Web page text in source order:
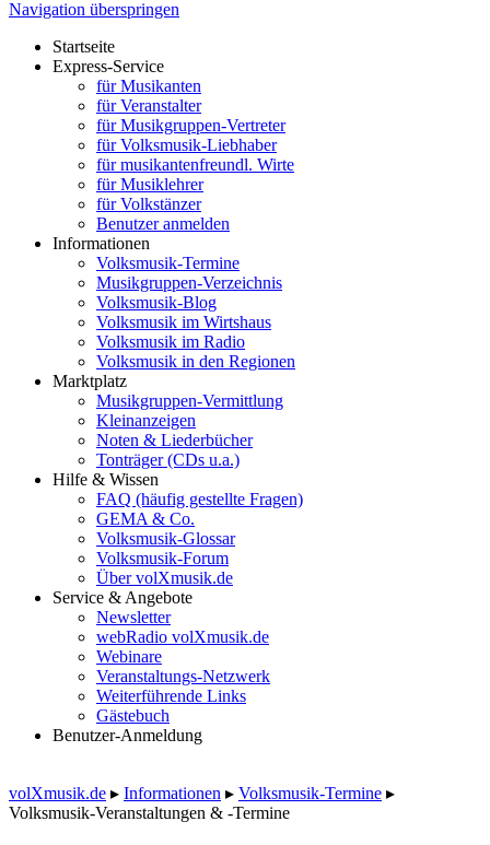
Navigation überspringen
Startseite
Express-Service
für Musikanten
für Veranstalter
für Musikgruppen-Vertreter
für Volksmusik-Liebhaber
für musikantenfreundl. Wirte
für Musiklehrer
für Volkstänzer
Benutzer anmelden
Informationen
Volksmusik-Termine
Musikgruppen-Verzeichnis
Volksmusik-Blog
Volksmusik im Wirtshaus
Volksmusik im Radio
Volksmusik in den Regionen
Marktplatz
Musikgruppen-Vermittlung
Kleinanzeigen
Noten & Liederbücher
Tonträger (CDs u.a.)
Hilfe & Wissen
FAQ (häufig gestellte Fragen)
GEMA & Co.
Volksmusik-Glossar
Volksmusik-Forum
Über volXmusik.de
Service & Angebote
Newsletter
webRadio volXmusik.de
Webinare
Veranstaltungs-Netzwerk
Weiterführende Links
Gästebuch
Benutzer-Anmeldung
volXmusik.de ▸ Informationen ▸ Volksmusik-Termine ▸
Volksmusik-Veranstaltungen & -Termine